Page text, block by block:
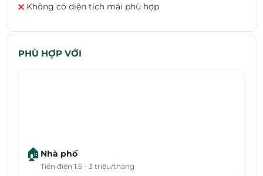
✕ Không có diện tích mái phù hợp
PHÙ HỢP VỚI
🏠 Nhà phố
Tiền điện 1.5 - 3 triệu/tháng